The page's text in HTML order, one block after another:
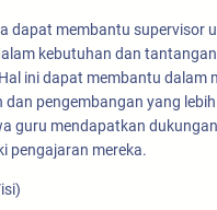
dapat membantu supervisor
kebutuhan dan
ini dapat membantu dalam
pengembangan yang
guru mendapatkan
pengajaran mereka.